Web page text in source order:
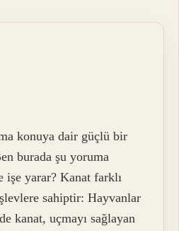
konuya dair güçlü bir
burada şu yoruma
işe yarar? Kanat farklı
sahiptir: Hayvanlar
kanat, uçmayı sağlayan